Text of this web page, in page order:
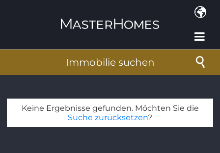
Immobilie suchen
Keine Ergebnisse gefunden. Möchten Sie die
Suche zurücksetzen?